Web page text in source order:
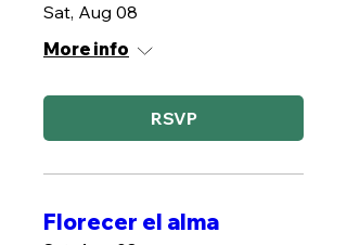
Sat, Aug 08
More info
RSVP
Florecer el alma